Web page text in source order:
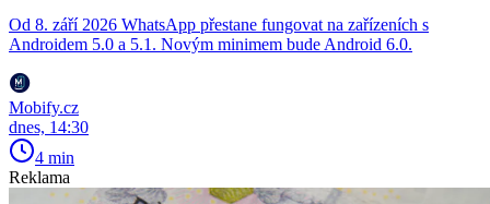
Od 8. září 2026 WhatsApp přestane fungovat na zařízeních s
Androidem 5.0 a 5.1. Novým minimem bude Android 6.0.
Mobify.cz
dnes, 14:30
4 min
Reklama